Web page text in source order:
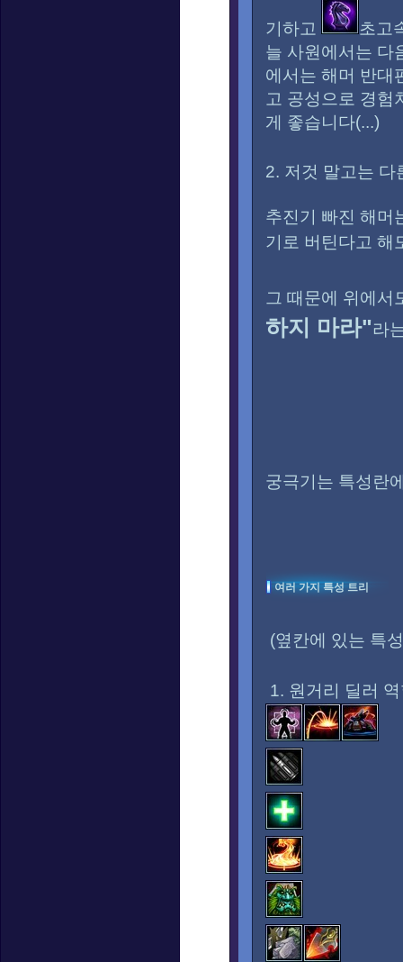
기하고
초고
늘 사원에서는 다
에서는 해머 반대
고 공성으로 경험
게 좋습니다(...)
2. 저것 말고는 다
추진기 빠진 해머
기로 버틴다고 해
그 때문에 위에서
하지 마라"라
궁극기는 특성란
여러 가지 특성 트리
(옆칸에 있는 특
1. 원거리 딜러